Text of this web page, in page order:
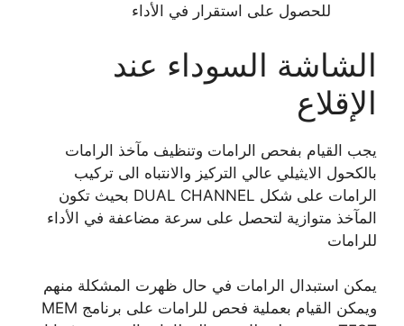
للحصول على استقرار في الأداء
الشاشة السوداء عند
الإقلاع
يجب القيام بفحص الرامات وتنظيف مآخذ الرامات
بالكحول الايثيلي عالي التركيز والانتباه الى تركيب
الرامات على شكل DUAL CHANNEL بحيث تكون
المآخذ متوازية لتحصل على سرعة مضاعفة في الأداء
للرامات
يمكن استبدال الرامات في حال ظهرت المشكلة منهم
ويمكن القيام بعملية فحص للرامات على برنامج MEM